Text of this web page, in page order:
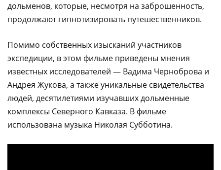
дольменов, которые, несмотря на заброшенность,
продолжают гипнотизировать путешественников.
Помимо собственных изысканий участников
экспедиции, в этом фильме приведены мнения
известных исследователей — Вадима Черноброва и
Андрея Жукова, а также уникальные свидетельства
людей, десятилетиями изучавших дольменные
комплексы Северного Кавказа. В фильме
использована музыка Николая Субботина.